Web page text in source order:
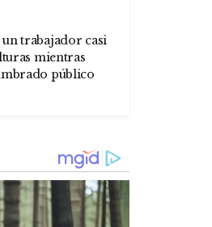
trabajador casi
mientras
público